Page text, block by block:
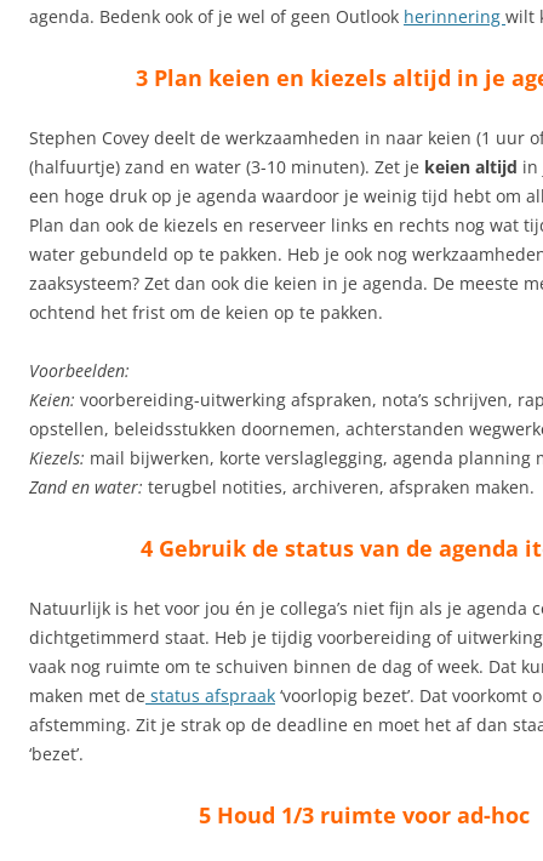
agenda. Bedenk ook of je wel of geen Outlook herinnering wilt
3 Plan keien en kiezels altijd in je
Stephen Covey deelt de werkzaamheden in naar keien (1 uur
(halfuurtje) zand en water (3-10 minuten). Zet je keien altijd in
een hoge druk op je agenda waardoor je weinig tijd hebt om
Plan dan ook de kiezels en reserveer links en rechts nog wat
water gebundeld op te pakken. Heb je ook nog
zaaksysteem? Zet dan ook die keien in je agenda. De meeste
ochtend het frist om de keien op te pakken.
Voorbeelden:
Keien: voorbereiding-uitwerking afspraken, nota’s schrijven,
opstellen, beleidsstukken doornemen, achterstanden
Kiezels: mail bijwerken, korte verslaglegging, agenda planning
Zand en water: terugbel notities, archiveren, afspraken maken.
4 Gebruik de status van de agenda
Natuurlijk is het voor jou én je collega’s niet fijn als je agenda
dichtgetimmerd staat. Heb je tijdig voorbereiding of
vaak nog ruimte om te schuiven binnen de dag of week. Dat
maken met de status afspraak ‘voorlopig bezet’. Dat voorkomt
afstemming. Zit je strak op de deadline en moet het af dan
‘bezet’.
5 Houd 1/3 ruimte voor ad-hoc